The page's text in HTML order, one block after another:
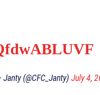
Janty (@CFC_Janty)July 4,